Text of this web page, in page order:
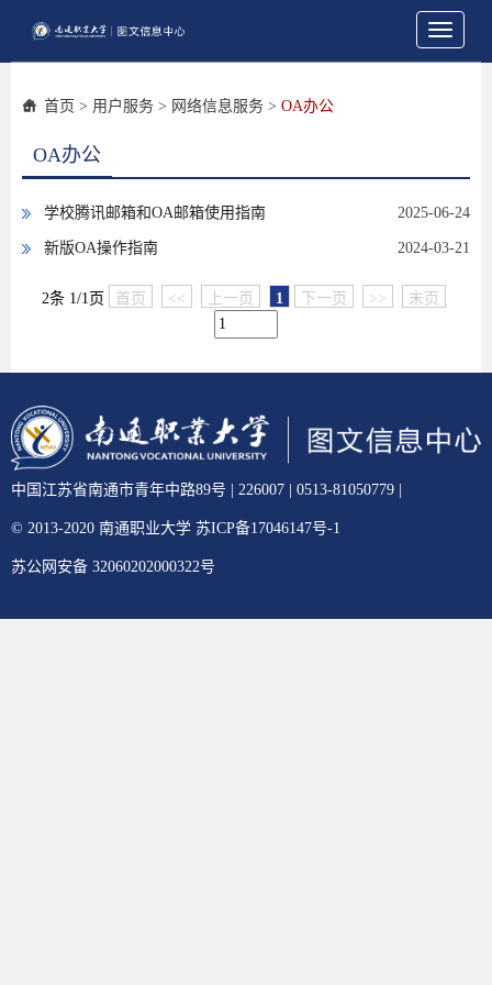
Toggle
首页 > 用户服务 > 网络信息服务 > OA办公
OA办公
2025-06-24
学校腾讯邮箱和OA邮箱使用指南
2024-03-21
新版OA操作指南
2条 1/1页 首页 << 上一页 1 下一页 >> 末页
中国江苏省南通市青年中路89号 | 226007 | 0513-81050779 |
© 2013-2020 南通职业大学 苏ICP备17046147号-1
苏公网安备 32060202000322号